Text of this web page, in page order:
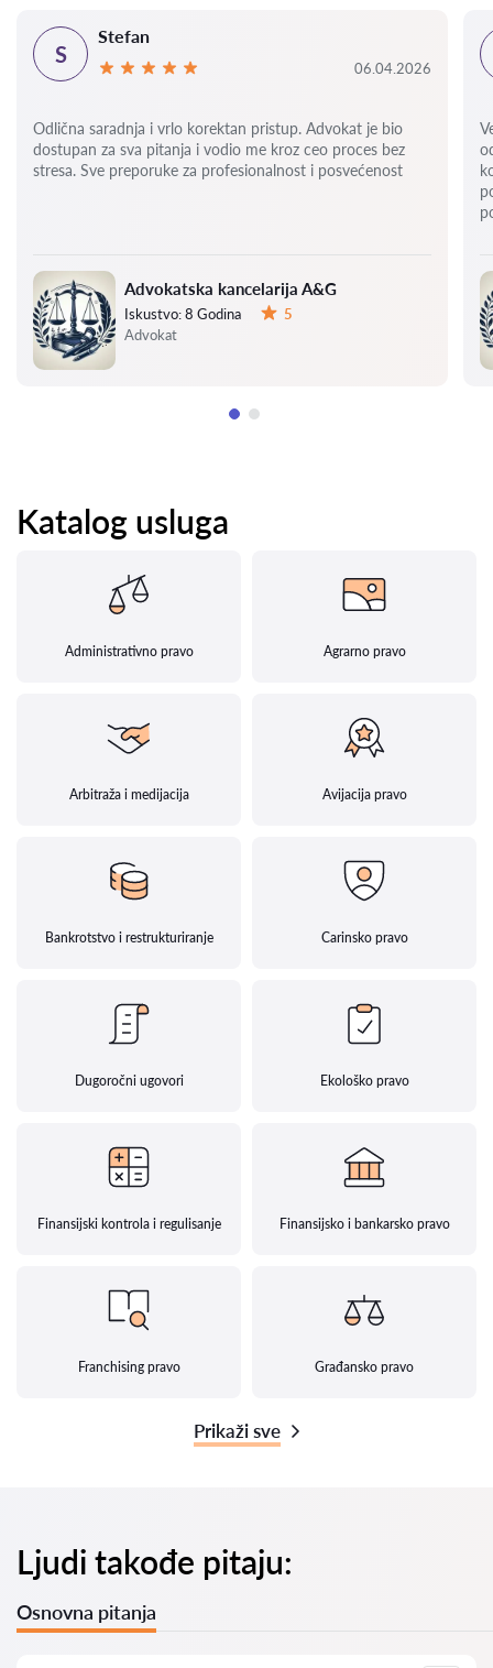
Advokatska kancelarija A&G
Iskustvo:8 Godina
5
Advokat
S
Stefan
06.04.2026
Odlična saradnja i vrlo korektan pristup. Advokat je bio
dostupan za sva pitanja i vodio me kroz ceo proces bez
stresa. Sve preporuke za profesionalnost i posvećenost
Katalog usluga
Administrativno pravo Agrarno pravo
Arbitraža i medijacija Avijacija pravo
Bankrotstvo i restrukturiranje Carinsko pravo
Dugoročni ugovori Ekološko pravo
Finansijski kontrola i regulisanje Finansijsko i bankarsko pravo
Franchising pravo Građansko pravo
Prikaži sve
Ljudi takođe pitaju:
Osnovna pitanja